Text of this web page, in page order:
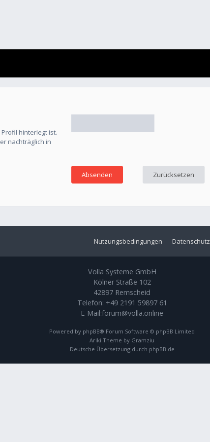
hinterlegt ist.
nachträglich in
Datenschutz
Nutzungsbedingungen
Volla Systeme GmbH
Kölner Straße 102
42897 Remscheid
Telefon: +49 2191 59897 61
E-Mail:forum@volla.online
Powered by phpBB® Forum Software © phpBB Limited
Ariki Theme by Gramziu
Deutsche Übersetzung durch phpBB.de